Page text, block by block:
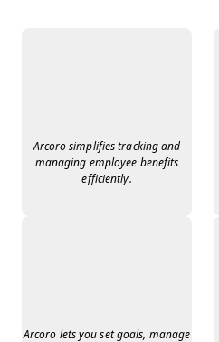
Arcoro simplifies tracking and
managing employee benefits
efficiently.
Arcoro lets you set goals, manage